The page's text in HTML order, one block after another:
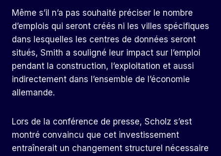
Même s’il n’a pas souhaité préciser le nombre
d’emplois qui seront créés ni les villes spécifiques
dans lesquelles les centres de données seront
situés, Smith a souligné leur impact sur l’emploi
pendant la construction, l’exploitation et aussi
indirectement dans l’ensemble de l’économie
allemande.
Lors de la conférence de presse, Scholz s’est
montré convaincu que cet investissement
entraînerait un changement structurel nécessaire